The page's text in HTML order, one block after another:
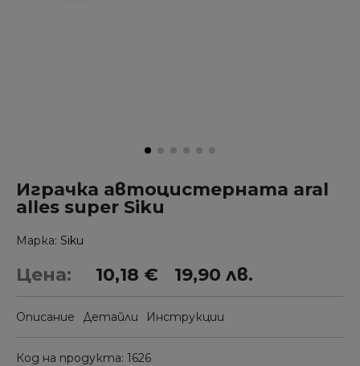
Играчка автоцистерната aral
alles super Siku
Марка Siku
Цена: 10,18 € 19,90 лв.
Описание Детайли Инструкции
Код на продукта 1626